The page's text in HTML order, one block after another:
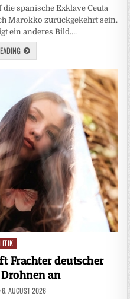
spanische Exklave Ceuta
Marokko zurückgekehrt sein.
ein anderes Bild….
Frachter deutscher
an
6. AUGUST 2026